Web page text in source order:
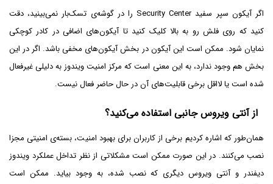
اگر آیکون سپر سفید Security Center را در گوشه‌ی تسک‌بار نمی‌بینید، دقت
کنید که روی فلش رو به بالا کلیک کنید تا آیکون‌های اضافی در کادر کوچکی
نمایان شود. ممکن است این آیکون در بخش آیکون‌های مخفی باشد. اگر در این
بخش هم وجود ندارد، به این معنی است که مرکز امنیت ویندوز به دلیلی غیرفعال
شده است یا لااقل برخی قابلیت‌های آن در حال حاضر فعال نیست.
از آنتی ویروس جانبی استفاده می‌کنید؟
همان‌طور که اشاره کردیم برخی از کاربران برای بهبود امنیت، بسته‌ی امنیتی مجزا
نصب می‌کنند. در این صورت ممکن است مشکلاتی از نظر تداخل عملکرد ویندوز
دیفندر و آنتی ویروس دیگری که نصب شده، به وجود بیاید. ممکن است